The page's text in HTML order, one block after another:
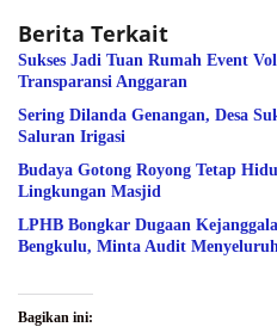
Berita Terkait
Sukses Jadi Tuan Rumah Event
Transparansi Anggaran
Sering Dilanda Genangan, Desa
Saluran Irigasi
Budaya Gotong Royong Tetap
Lingkungan Masjid
LPHB Bongkar Dugaan
Bengkulu, Minta Audit Menyeluruh
Bagikan ini: